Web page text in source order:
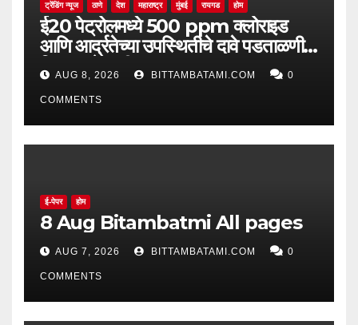
ट्रेंडिंग न्यूज ठाणे देश महाराष्ट्र मुंबई रायगड होम
ई20 पेट्रोलमध्ये 500 ppm क्लोराइड
आणि आर्द्रतेच्या उपस्थितीचे दावे पडताळणीत
सिद्ध झाले नाहीत
AUG 8, 2026 BITTAMBATAMI.COM 0
COMMENTS
ई-पेपर होम
8 Aug Bitambatmi All pages
AUG 7, 2026 BITTAMBATAMI.COM 0
COMMENTS